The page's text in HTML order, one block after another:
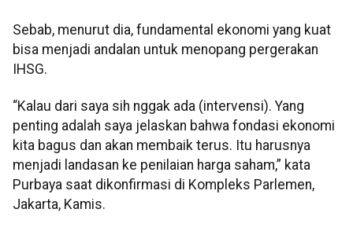
Sebab, menurut dia, fundamental ekonomi yang kuat
bisa menjadi andalan untuk menopang pergerakan
IHSG.
“Kalau dari saya sih nggak ada (intervensi). Yang
penting adalah saya jelaskan bahwa fondasi ekonomi
kita bagus dan akan membaik terus. Itu harusnya
menjadi landasan ke penilaian harga saham,” kata
Purbaya saat dikonfirmasi di Kompleks Parlemen,
Jakarta, Kamis.